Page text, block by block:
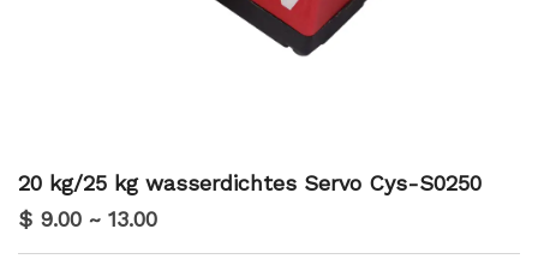
20 kg/25 kg wasserdichtes Servo Cys-S0250
$ 9.00 ~ 13.00